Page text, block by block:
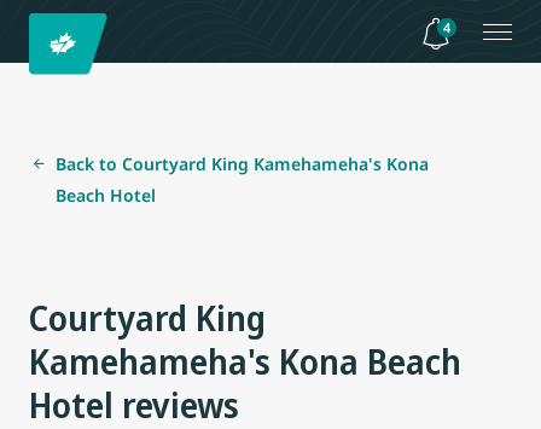
4
Back to Courtyard King Kamehameha's Kona
Beach Hotel
Courtyard King
Kamehameha's Kona Beach
Hotel reviews